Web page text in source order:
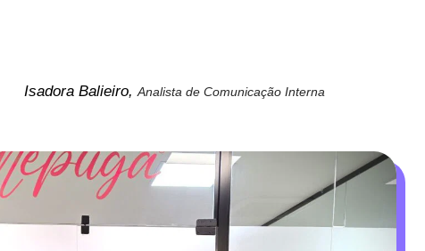
Isadora Balieiro, Analista de Comunicação Interna